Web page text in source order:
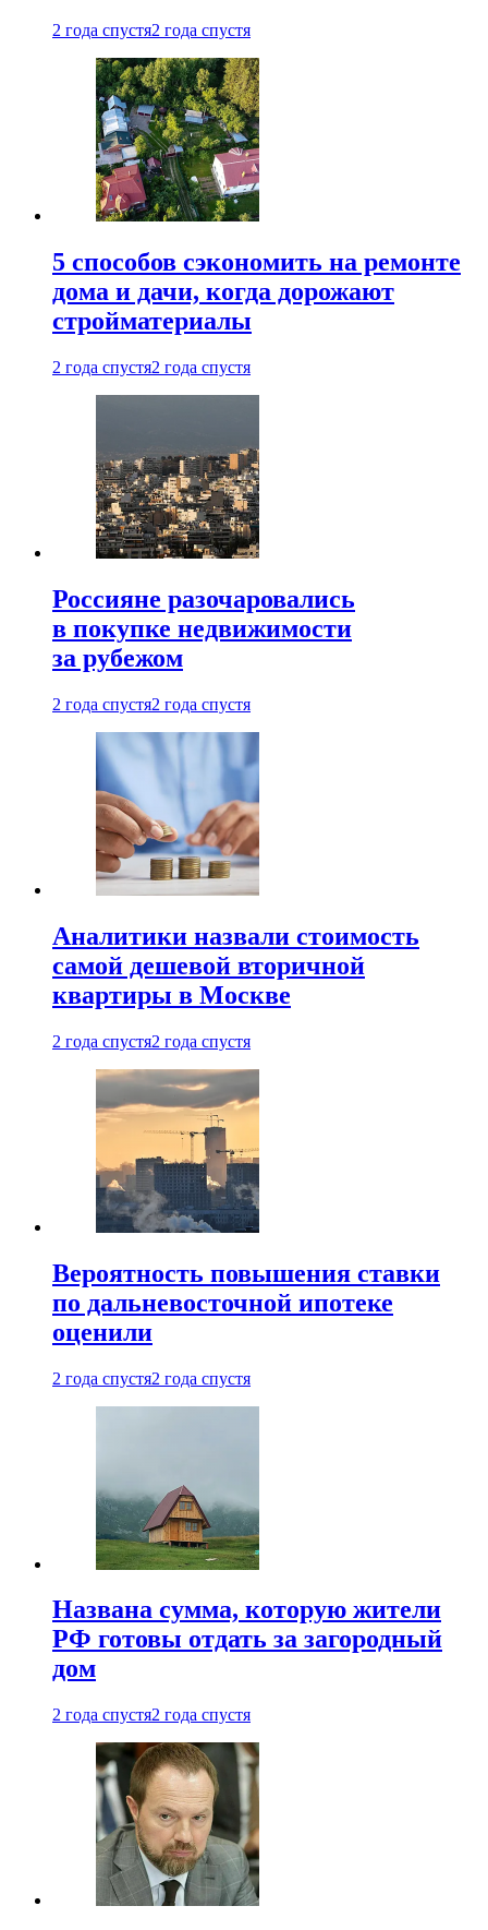
2 года спустя2 года спустя
5 способов сэкономить на ремонте
дома и дачи, когда дорожают
стройматериалы
2 года спустя2 года спустя
Россияне разочаровались
в покупке недвижимости
за рубежом
2 года спустя2 года спустя
Аналитики назвали стоимость
самой дешевой вторичной
квартиры в Москве
2 года спустя2 года спустя
Вероятность повышения ставки
по дальневосточной ипотеке
оценили
2 года спустя2 года спустя
Названа сумма, которую жители
РФ готовы отдать за загородный
дом
2 года спустя2 года спустя